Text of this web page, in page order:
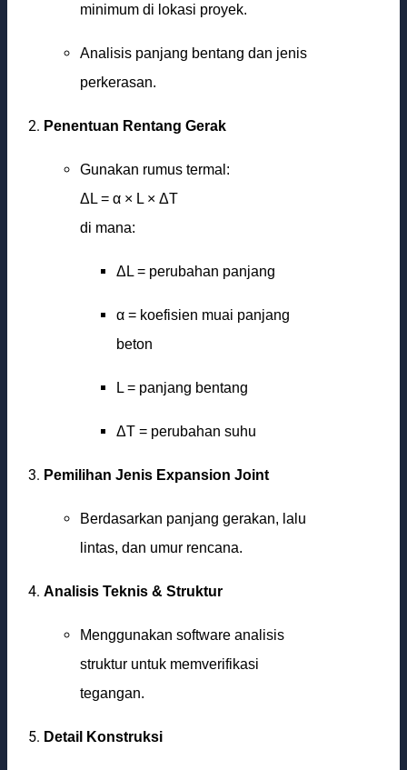
minimum di lokasi proyek.
Analisis panjang bentang dan jenis
perkerasan.
Penentuan Rentang Gerak
Gunakan rumus termal:
ΔL = α × L × ΔT
di mana:
ΔL = perubahan panjang
α = koefisien muai panjang
beton
L = panjang bentang
ΔT = perubahan suhu
Pemilihan Jenis Expansion Joint
Berdasarkan panjang gerakan, lalu
lintas, dan umur rencana.
Analisis Teknis & Struktur
Menggunakan software analisis
struktur untuk memverifikasi
tegangan.
Detail Konstruksi